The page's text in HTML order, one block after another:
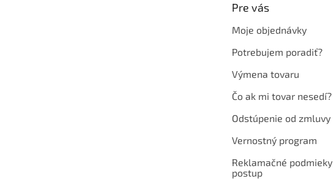
Pre vás
Moje objednávky
Potrebujem poradiť?
Výmena tovaru
Čo ak mi tovar nesedí?
Odstúpenie od zmluvy
Vernostný program
Reklamačné podmieky
postup